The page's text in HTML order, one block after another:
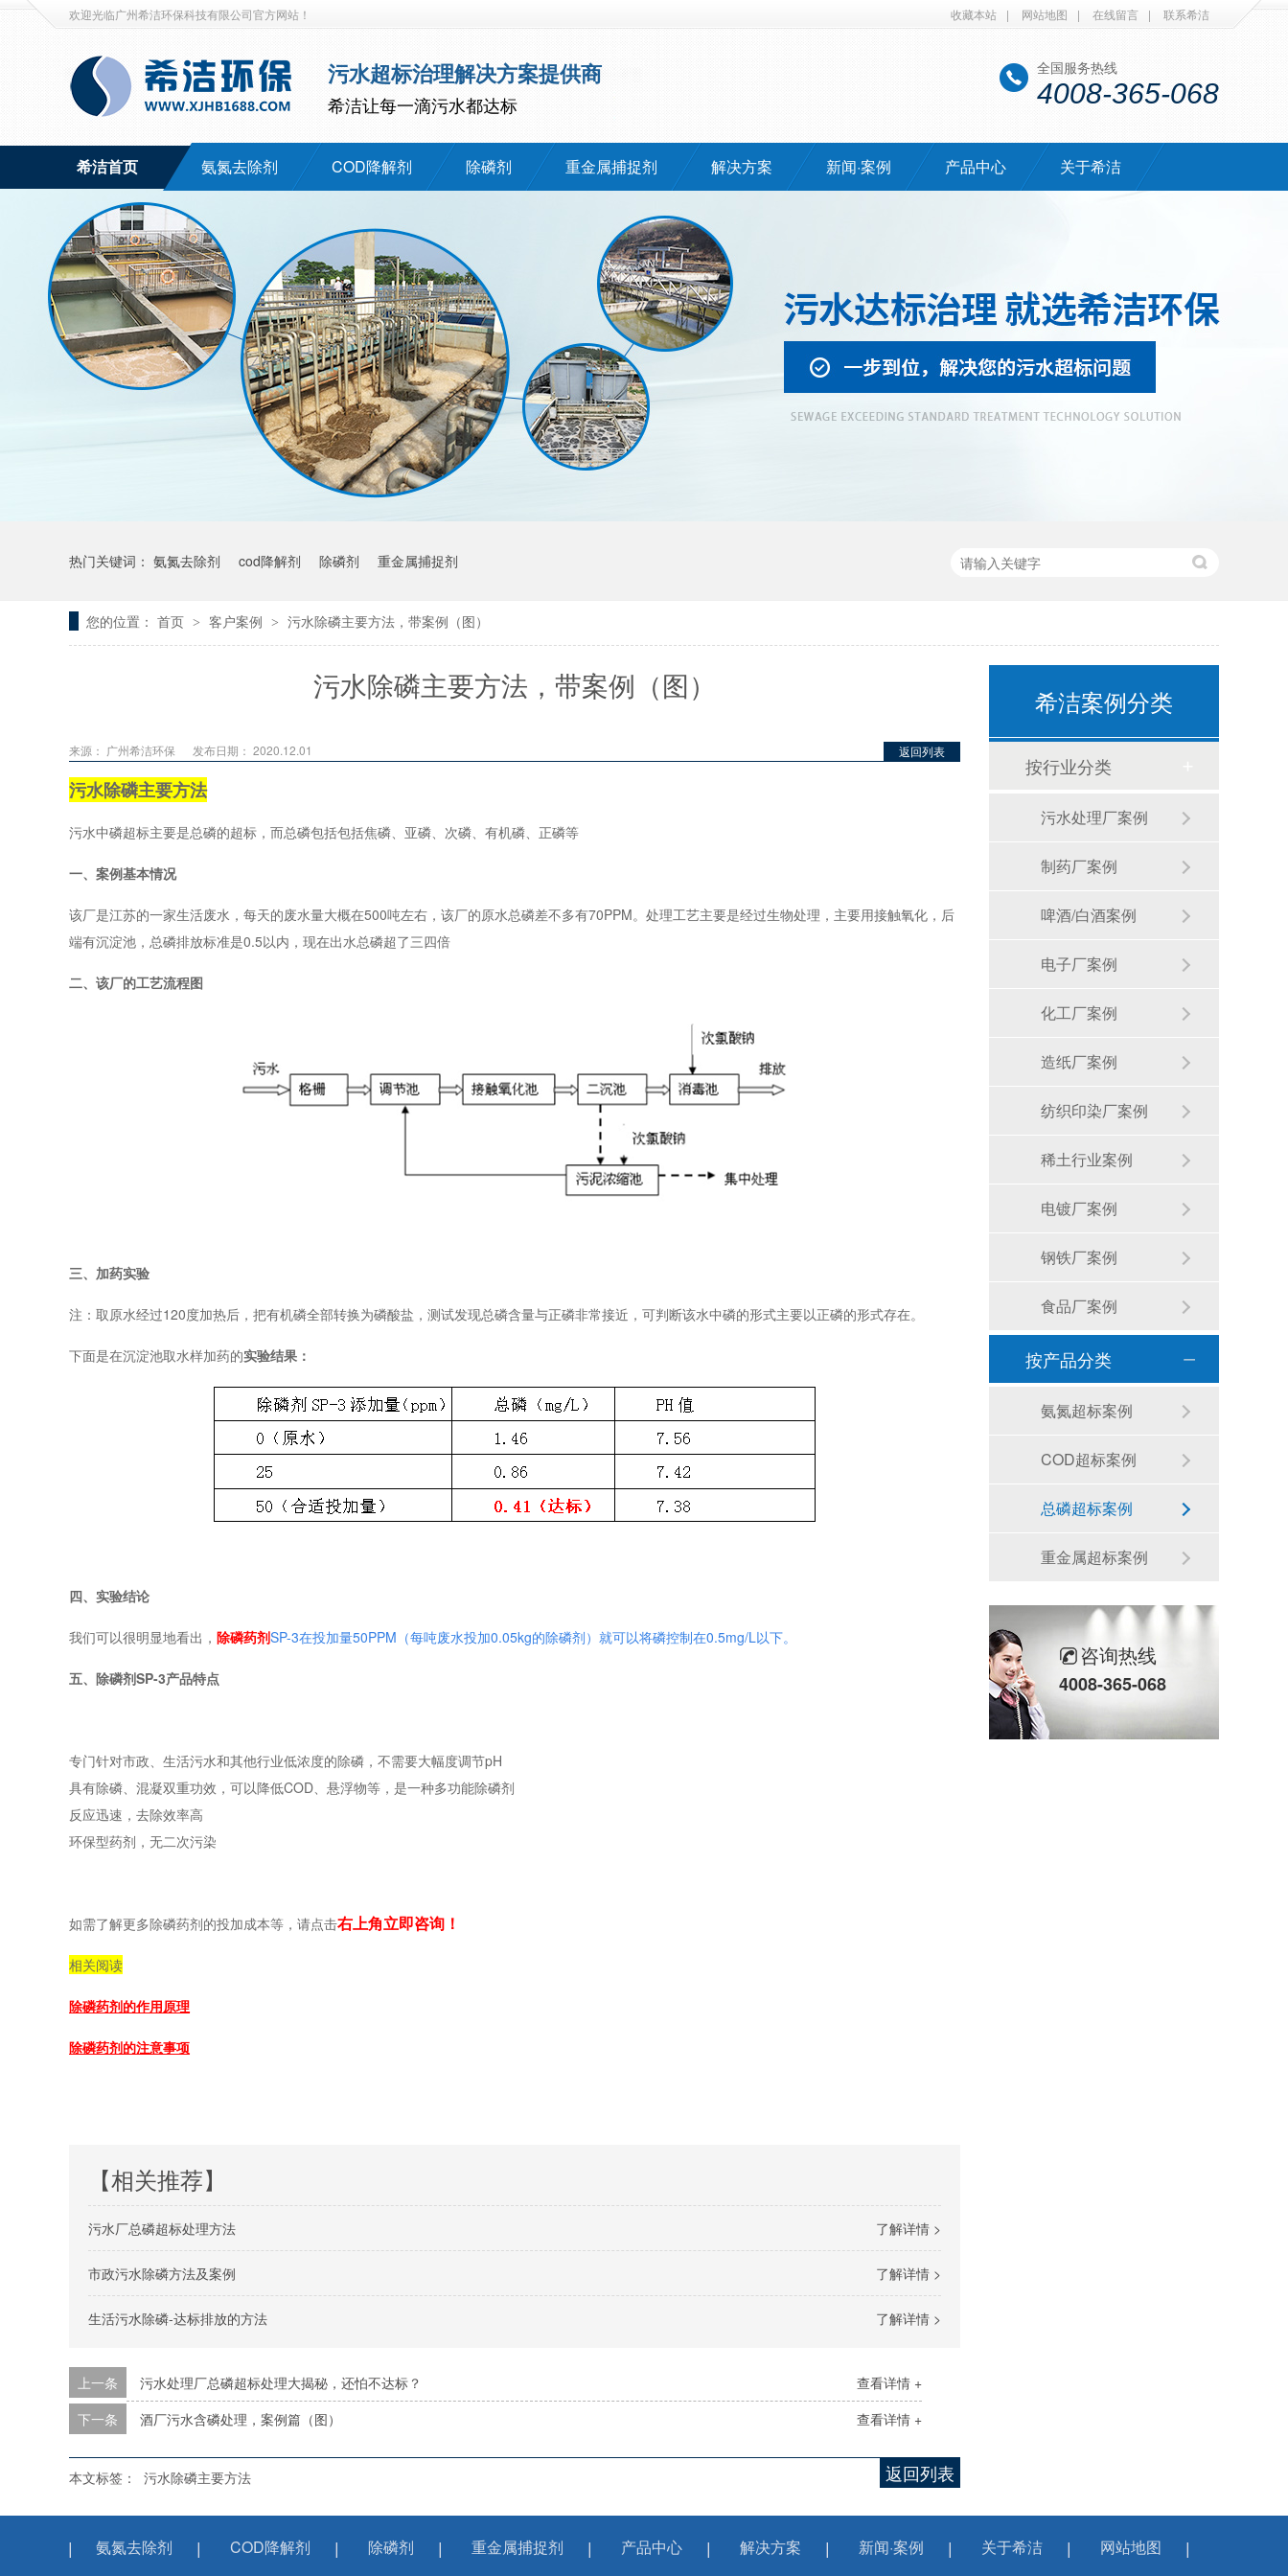
收藏本站 | 网站地图 | 在线留言 | 联系希洁
欢迎光临广州希洁环保科技有限公司官方网站！
污水超标治理解决方案提供商
希洁让每一滴污水都达标
全国服务热线
4008-365-068
希洁首页 氨氮去除剂 COD降解剂 除磷剂 重金属捕捉剂 解决方案 新闻·案例 产品中心 关于希洁
热门关键词： 氨氮去除剂 cod降解剂 除磷剂 重金属捕捉剂
您的位置： 首页 > 客户案例 > 污水除磷主要方法，带案例（图）
污水除磷主要方法，带案例（图）
返回列表
来源： 广州希洁环保 发布日期： 2020.12.01
污水除磷主要方法
污水中磷超标主要是总磷的超标，而总磷包括包括焦磷、亚磷、次磷、有机磷、正磷等
一、案例基本情况
该厂是江苏的一家生活废水，每天的废水量大概在500吨左右，该厂的原水总磷差不多有70PPM。处理工艺主要是经过生物处理，主要用接触氧化，后
端有沉淀池，总磷排放标准是0.5以内，现在出水总磷超了三四倍
二、该厂的工艺流程图
三、加药实验
注：取原水经过120度加热后，把有机磷全部转换为磷酸盐，测试发现总磷含量与正磷非常接近，可判断该水中磷的形式主要以正磷的形式存在。
下面是在沉淀池取水样加药的实验结果：
四、实验结论
我们可以很明显地看出， 除磷药剂SP-3在投加量50PPM（每吨废水投加0.05kg的除磷剂）就可以将磷控制在0.5mg/L以下。
五、除磷剂SP-3产品特点
专门针对市政、生活污水和其他行业低浓度的除磷，不需要大幅度调节pH
具有除磷、混凝双重功效，可以降低COD、悬浮物等，是一种多功能除磷剂
反应迅速，去除效率高
环保型药剂，无二次污染
如需了解更多除磷药剂的投加成本等，请点击右上角立即咨询！
相关阅读
除磷药剂的作用原理
除磷药剂的注意事项
【相关推荐】
了解详情 >
污水厂总磷超标处理方法
了解详情 >
市政污水除磷方法及案例
了解详情 >
生活污水除磷-达标排放的方法
查看详情 +
上一条
污水处理厂总磷超标处理大揭秘，还怕不达标？
查看详情 +
下一条 酒厂污水含磷处理，案例篇（图）
返回列表
本文标签： 污水除磷主要方法
希洁案例分类
按行业分类
污水处理厂案例
制药厂案例
啤酒/白酒案例
电子厂案例
化工厂案例
造纸厂案例
纺织印染厂案例
稀土行业案例
电镀厂案例
钢铁厂案例
食品厂案例
按产品分类
氨氮超标案例
COD超标案例
总磷超标案例
重金属超标案例
咨询热线
4008-365-068
氨氮去除剂 COD降解剂 除磷剂 重金属捕捉剂 产品中心 解决方案 新闻·案例 关于希洁 网站地图